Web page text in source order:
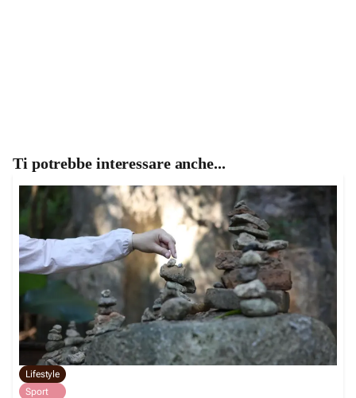
Ti potrebbe interessare anche...
Lifestyle
Sport